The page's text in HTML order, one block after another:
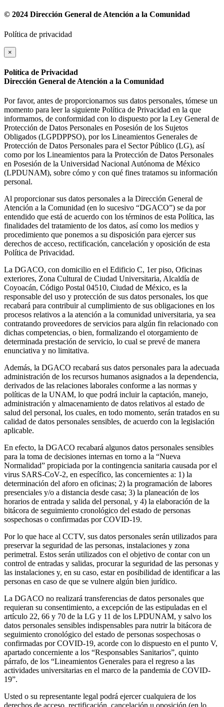
© 2024 Dirección General de Atención a la Comunidad
Política de privacidad
×
Política de Privacidad
Dirección General de Atención a la Comunidad
Por favor, antes de proporcionarnos sus datos personales, tómese un
momento para leer la siguiente Política de Privacidad en la que
informamos, de conformidad con lo dispuesto por la Ley General de
Protección de Datos Personales en Posesión de los Sujetos
Obligados (LGPDPPSO), por los Lineamientos Generales de
Protección de Datos Personales para el Sector Público (LG), así
como por los Lineamientos para la Protección de Datos Personales
en Posesión de la Universidad Nacional Autónoma de México
(LPDUNAM), sobre cómo y con qué fines tratamos su información
personal.
Al proporcionar sus datos personales a la Dirección General de
Atención a la Comunidad (en lo sucesivo “DGACO”) se da por
entendido que está de acuerdo con los términos de esta Política, las
finalidades del tratamiento de los datos, así como los medios y
procedimiento que ponemos a su disposición para ejercer sus
derechos de acceso, rectificación, cancelación y oposición de esta
Política de Privacidad.
La DGACO, con domicilio en el Edificio C, 1er piso, Oficinas
exteriores, Zona Cultural de Ciudad Universitaria, Alcaldía de
Coyoacán, Código Postal 04510, Ciudad de México, es la
responsable del uso y protección de sus datos personales, los que
recabará para contribuir al cumplimiento de sus obligaciones en los
procesos relativos a la atención a la comunidad universitaria, ya sea
contratando proveedores de servicios para algún fin relacionado con
dichas competencias, o bien, formalizando el otorgamiento de
determinada prestación de servicio, lo cual se prevé de manera
enunciativa y no limitativa.
Además, la DGACO recabará sus datos personales para la adecuada
administración de los recursos humanos asignados a la dependencia,
derivados de las relaciones laborales conforme a las normas y
políticas de la UNAM, lo que podrá incluir la captación, manejo,
administración y almacenamiento de datos relativos al estado de
salud del personal, los cuales, en todo momento, serán tratados en su
calidad de datos personales sensibles, de acuerdo con la legislación
aplicable.
En efecto, la DGACO recabará algunos datos personales sensibles
para la toma de decisiones internas en torno a la “Nueva
Normalidad” propiciada por la contingencia sanitaria causada por el
virus SARS-CoV-2, en específico, las concernientes a: 1) la
determinación del aforo en oficinas; 2) la programación de labores
presenciales y/o a distancia desde casa; 3) la planeación de los
horarios de entrada y salida del personal, y 4) la elaboración de la
bitácora de seguimiento cronológico del estado de personas
sospechosas o confirmadas por COVID-19.
Por lo que hace al CCTV, sus datos personales serán utilizados para
preservar la seguridad de las personas, instalaciones y zona
perimetral. Estos serán utilizados con el objetivo de contar con un
control de entradas y salidas, procurar la seguridad de las personas y
las instalaciones y, en su caso, estar en posibilidad de identificar a las
personas en caso de que se vulnere algún bien jurídico.
La DGACO no realizará transferencias de datos personales que
requieran su consentimiento, a excepción de las estipuladas en el
artículo 22, 66 y 70 de la LG y 11 de los LPDUNAM, y salvo los
datos personales sensibles indispensables para nutrir la bitácora de
seguimiento cronológico del estado de personas sospechosas o
confirmadas por COVID-19, acorde con lo dispuesto en el punto V,
apartado concerniente a los “Responsables Sanitarios”, quinto
párrafo, de los “Lineamientos Generales para el regreso a las
actividades universitarias en el marco de la pandemia de COVID-
19”.
Usted o su representante legal podrá ejercer cualquiera de los